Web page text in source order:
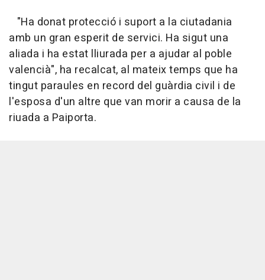
"Ha donat protecció i suport a la ciutadania
amb un gran esperit de servici. Ha sigut una
aliada i ha estat lliurada per a ajudar al poble
valencià", ha recalcat, al mateix temps que ha
tingut paraules en record del guàrdia civil i de
l'esposa d'un altre que van morir a causa de la
riuada a Paiporta.